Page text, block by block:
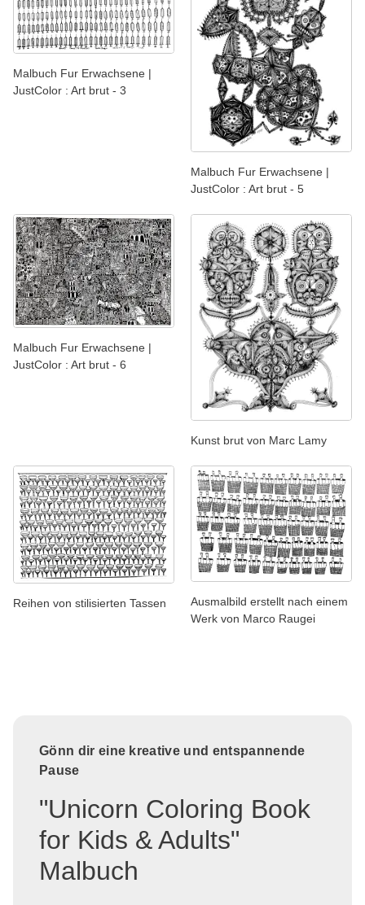
Malbuch Fur Erwachsene |
JustColor : Art brut - 3
Malbuch Fur Erwachsene |
JustColor : Art brut - 5
Malbuch Fur Erwachsene |
JustColor : Art brut - 6
Kunst brut von Marc Lamy
Reihen von stilisierten Tassen
Ausmalbild erstellt nach einem
Werk von Marco Raugei
Gönn dir eine kreative und entspannende
Pause
"Unicorn Coloring Book
for Kids & Adults"
Malbuch